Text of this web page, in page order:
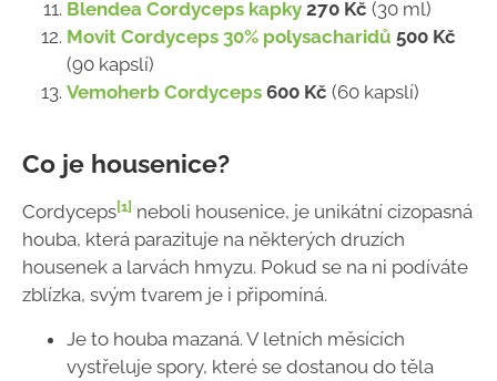
Blendea Cordyceps kapky 270 Kč (30 ml)
Movit Cordyceps 30% polysacharidů 500 Kč
(90 kapslí)
Vemoherb Cordyceps 600 Kč (60 kapslí)
Co je housenice?
Cordyceps[1] neboli housenice, je unikátní cizopasná
houba, která parazituje na některých druzích
housenek a larvách hmyzu. Pokud se na ni podíváte
zblízka, svým tvarem je i připomíná.
Je to houba mazaná. V letních měsících
vystřeluje spory, které se dostanou do těla